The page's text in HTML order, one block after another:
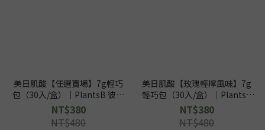
美日肌酸【任選賣場】7g輕巧
包（30入/盒）｜PlantsB 彼蛋
白
NT$380
NT$480
美日肌酸【玫瑰輕檸風味】7g
輕巧包（30入/盒）｜PlantsB
彼蛋白
NT$380
NT$480